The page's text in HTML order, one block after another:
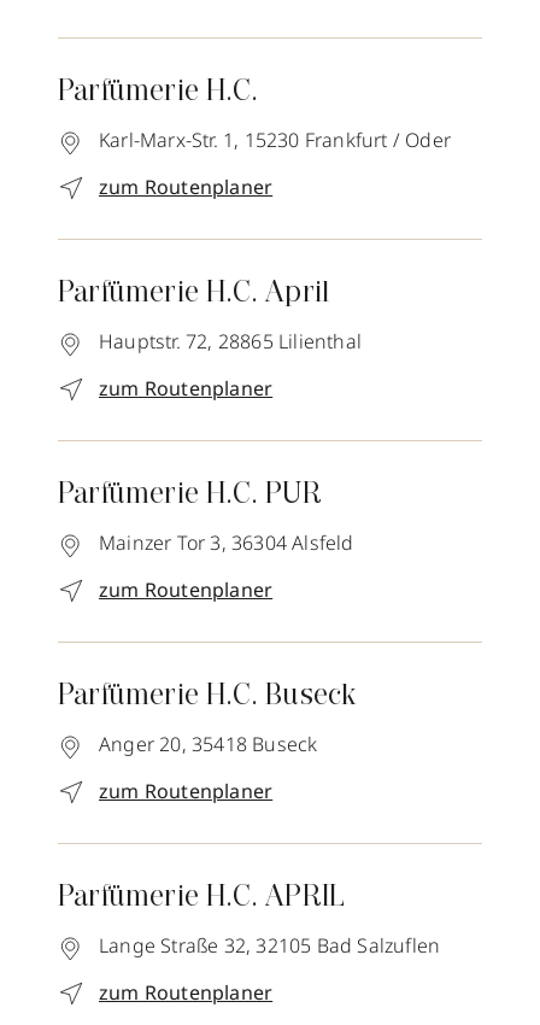
Parfümerie H.C.
Karl-Marx-Str. 1, 15230 Frankfurt / Oder
zum Routenplaner
Parfümerie H.C. April
Hauptstr. 72, 28865 Lilienthal
zum Routenplaner
Parfümerie H.C. PUR
Mainzer Tor 3, 36304Alsfeld
zum Routenplaner
Parfümerie H.C. Buseck
Anger 20, 35418 Buseck
zum Routenplaner
Parfümerie H.C. APRIL
Lange Straße 32, 32105 Bad Salzuflen
zum Routenplaner